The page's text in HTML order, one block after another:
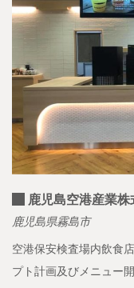
鹿児島空港産業
鹿児島県霧島市
空港保安検査場内飲食
プト計画及びメニュー